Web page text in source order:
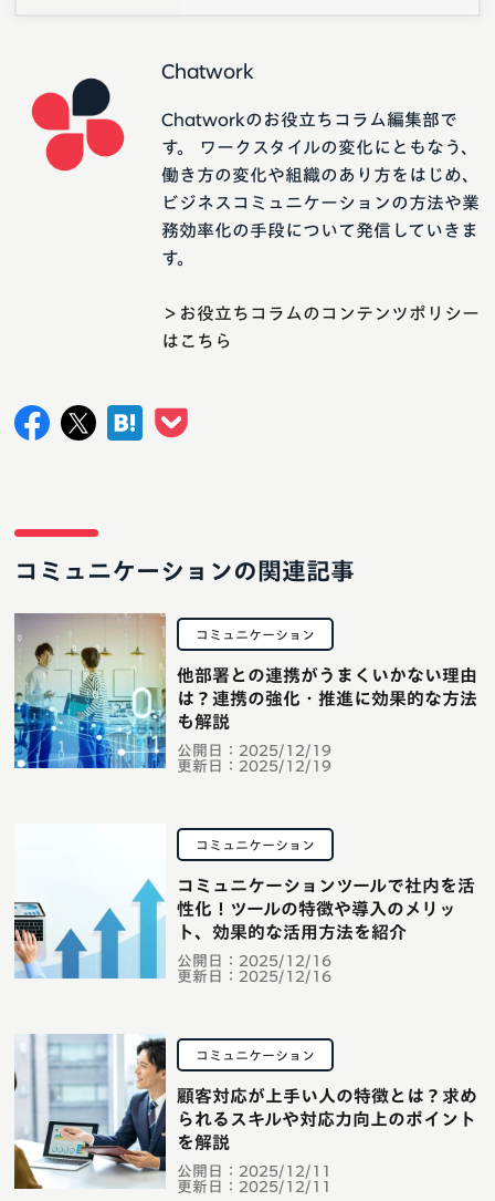
Chatwork
Chatworkのお役立ちコラム編集部で
す。 ワークスタイルの変化にともなう、
働き方の変化や組織のあり方をはじめ、
ビジネスコミュニケーションの方法や業
務効率化の手段について発信していきま
す。
＞お役立ちコラムのコンテンツポリシー
はこちら
コミュニケーションの関連記事
コミュニケーション
公開日： 2025/12/19
更新日： 2025/12/19
他部署との連携がうまくいかない理由
は？連携の強化・推進に効果的な方法
も解説
コミュニケーション
公開日： 2025/12/16
更新日： 2025/12/16
コミュニケーションツールで社内を活
性化！ツールの特徴や導入のメリッ
ト、効果的な活用方法を紹介
コミュニケーション
公開日： 2025/12/11
更新日： 2025/12/11
顧客対応が上手い人の特徴とは？求め
られるスキルや対応力向上のポイント
を解説